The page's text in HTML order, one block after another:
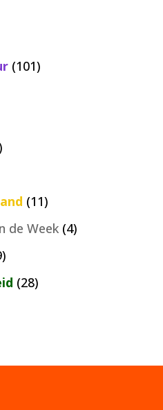
(101)
(11)
de Week(4)
(28)